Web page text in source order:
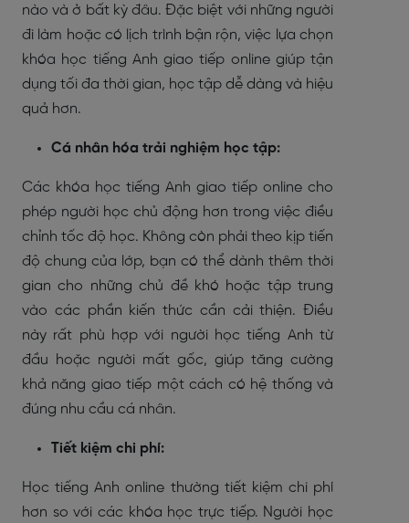
nào và ở bất kỳ đâu. Đặc biệt với những người
đi làm hoặc có lịch trình bận rộn, việc lựa chọn
khóa học tiếng Anh giao tiếp online giúp tận
dụng tối đa thời gian, học tập dễ dàng và hiệu
quả hơn.
Cá nhân hóa trải nghiệm học tập:
Các khóa học tiếng Anh giao tiếp online cho
phép người học chủ động hơn trong việc điều
chỉnh tốc độ học. Không còn phải theo kịp tiến
độ chung của lớp, bạn có thể dành thêm thời
gian cho những chủ đề khó hoặc tập trung
vào các phần kiến thức cần cải thiện. Điều
này rất phù hợp với người học tiếng Anh từ
đầu hoặc người mất gốc, giúp tăng cường
khả năng giao tiếp một cách có hệ thống và
đúng nhu cầu cá nhân.
Tiết kiệm chi phí:
Học tiếng Anh online thường tiết kiệm chi phí
hơn so với các khóa học trực tiếp. Người học